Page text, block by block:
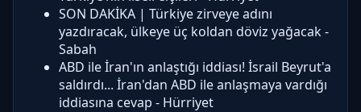
SON DAKİKA | Türkiye zirveye adını
yazdıracak, ülkeye üç koldan döviz yağacak -
Sabah
ABD ile İran'ın anlaştığı iddiası! İsrail Beyrut'a
saldırdı... İran'dan ABD ile anlaşmaya vardığı
iddiasına cevap - Hürriyet